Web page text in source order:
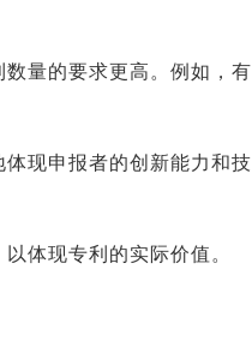
量的要求更高。例如，有
现申报者的创新能力和技
体现专利的实际价值。